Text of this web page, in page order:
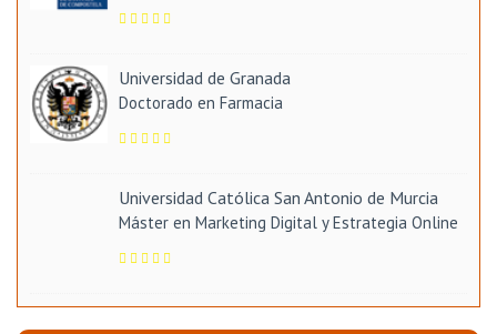
Universidad de Granada
Doctorado en Farmacia
Universidad Católica San Antonio de Murcia
Máster en Marketing Digital y Estrategia Online